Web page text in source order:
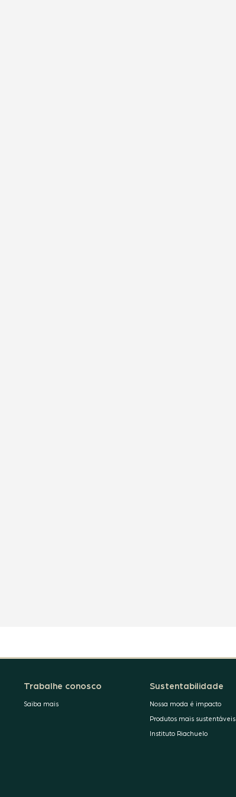
Trabalhe conosco
Saiba mais
Sustentabilidade
Nossa moda é impacto
Produtos mais sustentáveis
Instituto Riachuelo